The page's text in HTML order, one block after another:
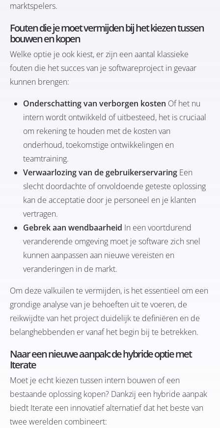
marktspelers.
Fouten die je moet vermijden bij het kiezen tussen
bouwen en kopen
Welke optie je ook kiest, er zijn een aantal klassieke
fouten die het succes van je softwareproject in gevaar
kunnen brengen:
Onderschatting van verborgen kosten Of het nu
intern wordt ontwikkeld of uitbesteed, het is cruciaal
om rekening te houden met de kosten van
onderhoud, toekomstige ontwikkelingen en
teamtraining.
Verwaarlozing van de gebruikerservaring Een
slecht doordachte of onvoldoende geteste oplossing
kan de acceptatie door je personeel en je klanten
vertragen.
Gebrek aan wendbaarheid In een voortdurend
veranderende omgeving moet je software zich snel
kunnen aanpassen aan nieuwe vereisten en
veranderingen in de markt.
Om deze valkuilen te vermijden, is het essentieel om een
grondige analyse van je behoeften uit te voeren, de
reikwijdte van het project duidelijk te definiëren en de
belanghebbenden er vanaf het begin bij te betrekken.
Naar een nieuwe aanpak: de hybride optie met
Iterate
Moet je echt kiezen tussen intern bouwen of een
bestaande oplossing kopen? Dankzij een hybride aanpak
biedt Iterate een innovatief alternatief dat het beste van
twee werelden combineert: